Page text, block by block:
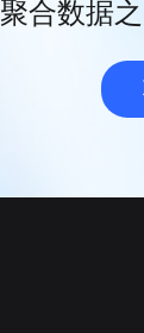
聚合数据